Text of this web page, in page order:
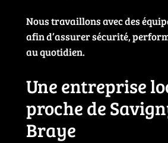
Nous travaillons avec des
afin d’assurer sécurité,
au quotidien.
Une entreprise
proche de
Braye